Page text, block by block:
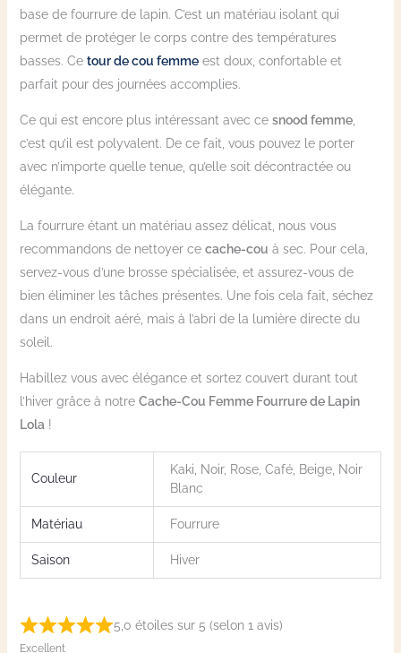
base de fourrure de lapin. C’est un matériau isolant qui
permet de protéger le corps contre des températures
basses. Ce tour de cou femmeest doux, confortable et
parfait pour des journées accomplies.
Ce qui est encore plus intéressant avec ce snood femme,
c’est qu’il est polyvalent. De ce fait, vous pouvez le porter
avec n’importe quelle tenue, qu’elle soit décontractée ou
élégante.
La fourrure étant un matériau assez délicat, nous vous
recommandons de nettoyer ce cache-cou à sec. Pour cela,
servez-vous d’une brosse spécialisée, et assurez-vous de
bien éliminer les tâches présentes. Une fois cela fait, séchez
dans un endroit aéré, mais à l’abri de la lumière directe du
soleil.
Habillez vous avec élégance et sortez couvert durant tout
l’hiver grâce à notre Cache-Cou Femme Fourrure de Lapin
Lola !
Couleur
Kaki, Noir, Rose, Café, Beige, Noir
Blanc
Matériau Fourrure
Saison Hiver
5,0 étoiles sur 5 (selon 1 avis)
Excellent